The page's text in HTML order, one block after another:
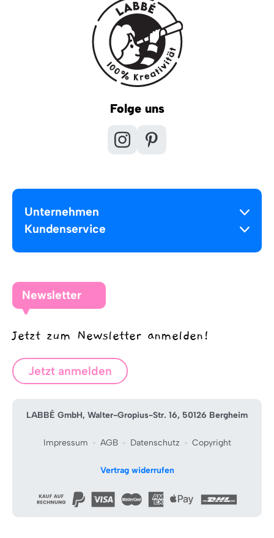
Folge uns
Unternehmen
Kundenservice
Newsletter
Jetzt zum Newsletter anmelden!
Jetzt anmelden
LABBÉ GmbH, Walter-Gropius-Str. 16, 50126 Bergheim
Impressum AGB Datenschutz Copyright
Vertrag widerrufen